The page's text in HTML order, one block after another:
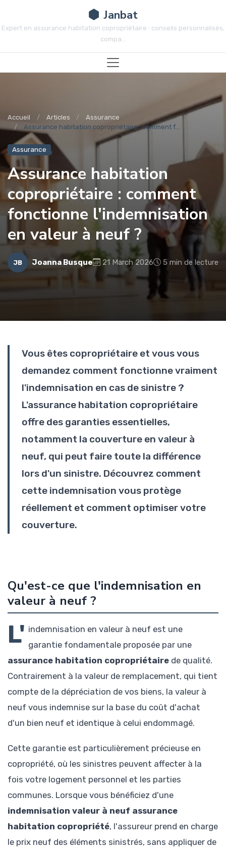
Janbat
Expert en assurance habitation copropriétaire : conseils personnalisés,
compa...
Accueil Articles
Assurance
Assurance habitation copropriétaire : comment f...
Assurance
Assurance habitation
copropriétaire : comment
fonctionne l'indemnisation
en valeur à neuf ?
JB Joanna Busque 21 March 2026 5 min de lecture
Vous êtes copropriétaire et vous vous
demandez comment fonctionne vraiment
l'indemnisation en cas de sinistre ?
L'assurance habitation copropriétaire
offre des garanties essentielles,
notamment la couverture en valeur à
neuf, qui peut faire toute la différence
lors d'un sinistre. Découvrez comment
cette indemnisation vous protège
réellement et comment optimiser votre
couverture.
Qu'est-ce que l'indemnisation en
valeur à neuf ?
L' indemnisation en valeur à neuf est une
garantie fondamentale proposée par une
assurance habitation copropriétaire de qualité.
Contrairement à la valeur de remplacement, qui tient
compte de la dépréciation de vos biens, la valeur à
neuf vous indemnise sur la base du coût d'achat
d'un bien neuf et identique à celui endommagé.
Cette garantie est particulièrement précieuse en
copropriété, où les sinistres peuvent affecter à la
fois votre logement personnel et les parties
communes. Lorsque vous bénéficiez d'une
indemnisation valeur à neuf assurance
habitation copropriété, l'assureur prend en charge
le prix neuf des éléments sinistrés, sans appliquer de